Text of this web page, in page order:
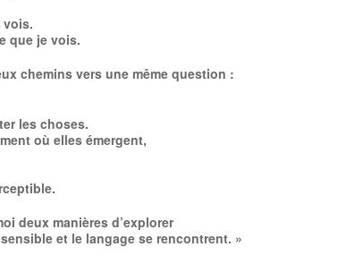
vois.
que je vois.
chemins vers une même question :
les choses.
où elles émergent,
deux manières d’explorer
et le langage se rencontrent. »